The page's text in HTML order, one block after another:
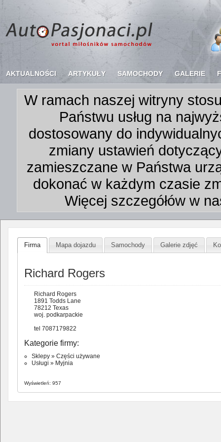
AKTUALNOŚCI ARTYKUŁY SAMOCHODY GALERIE
W ramach naszej witryny
Państwu usług na
dostosowany do
zmiany ustawień
zamieszczane w Państwa
dokonać w każdym czasie
Więcej szczegółów w
Firma Mapa dojazdu Samochody Galerie zdjęć
Richard Rogers
Richard Rogers
1891 Todds Lane
78212 Texas
woj. podkarpackie
tel 7087179822
Kategorie firmy:
Sklepy» Części używane
Usługi » Myjnia
Wyświetleń: 957